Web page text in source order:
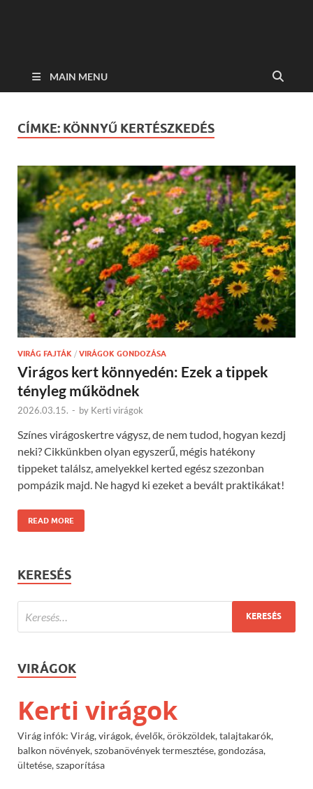
MAIN MENU
CÍMKE: KÖNNYŰ KERTÉSZKEDÉS
VIRÁG FAJTÁK / VIRÁGOK GONDOZÁSA
Virágos kert könnyedén: Ezek a tippek
tényleg működnek
2026.03.15. - by Kerti virágok
Színes virágoskertre vágysz, de nem tudod, hogyan kezdj
neki? Cikkünkben olyan egyszerű, mégis hatékony
tippeket találsz, amelyekkel kerted egész szezonban
pompázik majd. Ne hagyd ki ezeket a bevált praktikákat!
READ MORE
KERESÉS
VIRÁGOK
Kerti virágok
Virág infók: Virág, virágok, évelők, örökzöldek, talajtakarók,
balkon növények, szobanövények termesztése, gondozása,
ültetése, szaporítása